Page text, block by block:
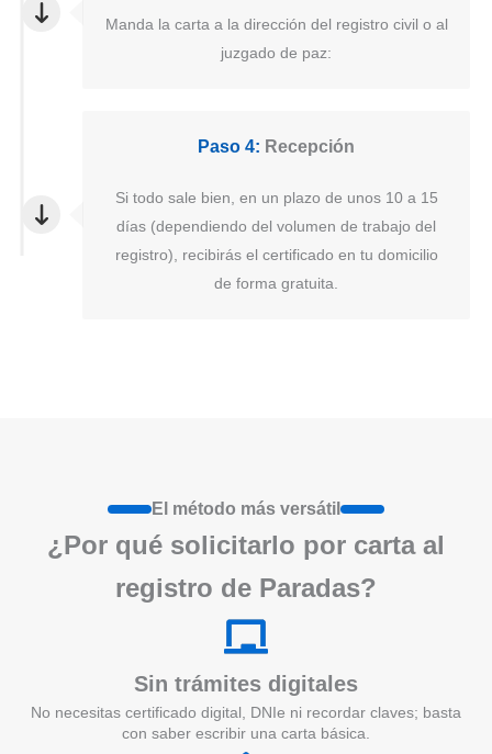
Manda la carta a la dirección del registro civil o al
juzgado de paz:
Paso 4: Recepción
Si todo sale bien, en un plazo de unos 10 a 15
días (dependiendo del volumen de trabajo del
registro), recibirás el certificado en tu domicilio
de forma gratuita.
El método más versátil
¿Por qué solicitarlo por carta al
registro de Paradas?
Sin trámites digitales
No necesitas certificado digital, DNIe ni recordar claves; basta
con saber escribir una carta básica.